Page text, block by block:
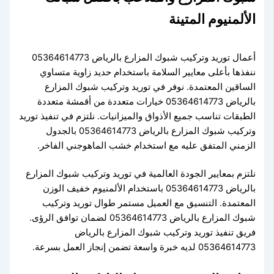
الألمنيوم المتينة
أعمال توريد وتركيب شبوك المزارع بالرياض 05364614773
ننفذها بأعلى معايير السلامة باستخدام حديد زاوية متساوي
الساقين المعتمدة. نوفر في توريد وتركيب شبوك المزارع
بالرياض 05364614773 خيارات متعددة من أقمشة متعددة
الطبقات تناسب جميع الأذواق والميزانيات. نلتزم في تنفيذ توريد
وتركيب شبوك المزارع بالرياض 05364614773 بالجدول
الزمني المتفق عليه مع استخدام خشب الماهوجني الفاخر.
نلتزم بمعايير الجودة العالمية في توريد وتركيب شبوك المزارع
بالرياض 05364614773 باستخدام الألمنيوم خفيف الوزن
المعتمدة. التنسيق مع العميل مستمر طوال توريد وتركيب
شبوك المزارع بالرياض 05364614773 لضمان توافق الرؤى.
فريق تنفيذ توريد وتركيب شبوك المزارع بالرياض
05364614773 لديه خبرة واسعة تضمن إنجاز العمل بسرعة.